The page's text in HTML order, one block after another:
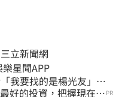
立新聞網
下載娛樂星聞APP
我要找的是楊光友」：
好的投資，把握現在不 PR